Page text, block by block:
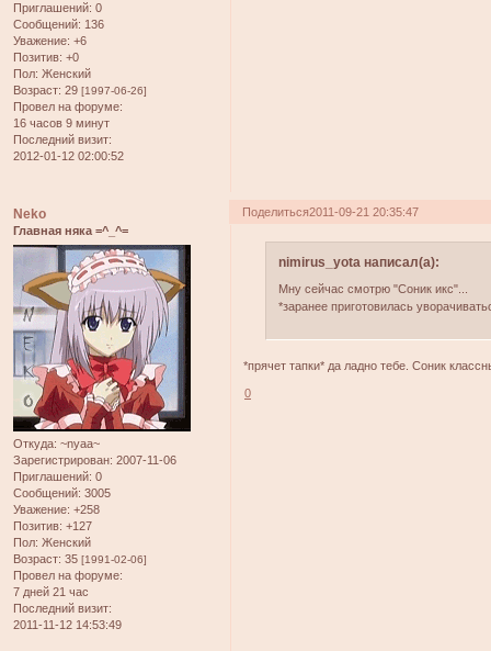
Приглашений: 0
Сообщений: 136
Уважение: +6
Позитив: +0
Пол: Женский
Возраст: 29 [1997-06-26]
Провел на форуме:
16 часов 9 минут
Последний визит:
2012-01-12 02:00:52
Поделиться2011-09-21 20:35:47
Neko
Главная няка =^_^=
Откуда: ~nyaa~
Зарегистрирован: 2007-11-06
Приглашений: 0
Сообщений: 3005
Уважение: +258
Позитив: +127
Пол: Женский
Возраст: 35 [1991-02-06]
Провел на форуме:
7 дней 21 час
Последний визит:
2011-11-12 14:53:49
nimirus_yota написал(а):
Мну сейчас смотрю "Соник икс"...
*заранее приготовилась
*прячет тапки* да ладно тебе. Соник
0